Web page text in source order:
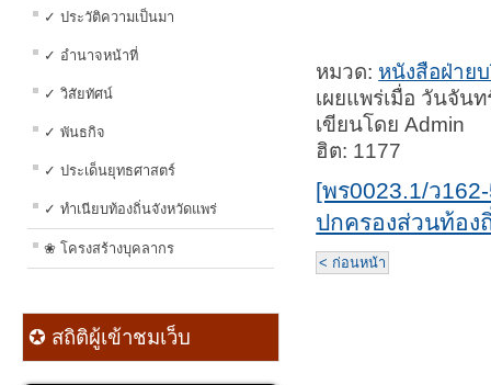
✓ ประวัติความเป็นมา
✓ อำนาจหน้าที่
✓ วิสัยทัศน์
✓ พันธกิจ
✓ ประเด็นยุทธศาสตร์
✓ ทำเนียบท้องถิ่นจังหวัดแพร่
❀ โครงสร้างบุคลากร
✪ สถิติผู้เข้าชมเว็บ
หมวด: หนังสือฝ่าย
เผยแพร่เมื่อ วันจัน
เขียนโดย Admin
ฮิต: 1177
[พร0023.1/ว
ปกครองส่วนท้อง
< ก่อนหน้า